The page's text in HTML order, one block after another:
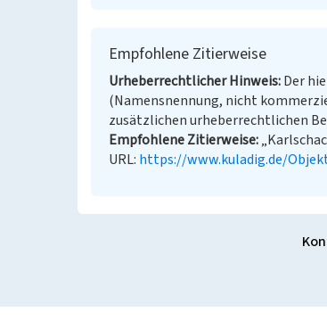
Empfohlene Zitierweise
Urheberrechtlicher Hinweis Der
(Namensnennung, nicht
zusätzlichen urheberrechtlichen
Empfohlene Zitierweise
URL: https://www.kuladig.de/